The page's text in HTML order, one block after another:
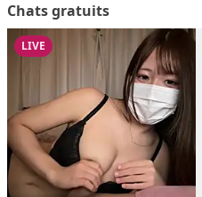
Chats gratuits